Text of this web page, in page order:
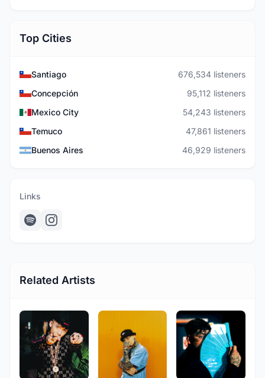
Top Cities
Santiago
676,534 listeners
Concepción
95,112 listeners
Mexico City
54,243 listeners
Temuco
47,861 listeners
Buenos Aires
46,929 listeners
Links
Related Artists